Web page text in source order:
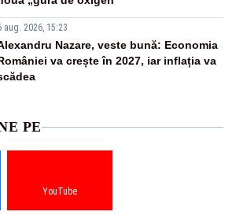
aug. 2026, 15:23
Nazare, veste bună: Economia
va crește în 2027, iar inflația va
PE
YouTube